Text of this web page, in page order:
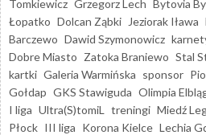
Tomkiewicz Grzegorz Lech Bytovia
Łopatko Dolcan Ząbki Jeziorak Iława
Barczewo Dawid Szymonowicz
Dobre Miasto Zatoka Braniewo Stal
kartki Galeria Warmińska sponsor
Gołdap GKS Stawiguda Olimpia
I liga Ultra(S)tomiL treningi Miedź
Płock III liga Korona Kielce Lechia